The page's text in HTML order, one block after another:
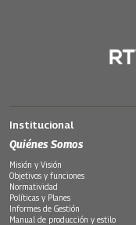
Institucional
Quiénes Somos
Misión y Visión
Objetivos y funciones
Normatividad
Políticas y Planes
Informes de Gestión
Manual de producción y estilo